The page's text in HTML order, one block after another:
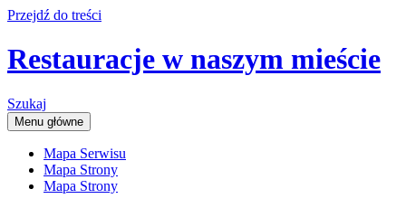
Przejdź do treści
Restauracje w naszym mieście
Szukaj
Menu główne
Mapa Serwisu
Mapa Strony
Mapa Strony